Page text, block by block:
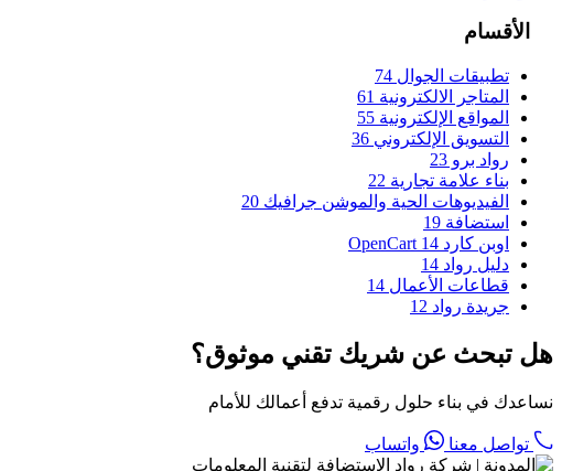
الأقسام
تطبيقات الجوال 74
المتاجر الالكترونية 61
المواقع الإلكترونية 55
التسويق الإلكتروني 36
رواد برو 23
بناء علامة تجارية 22
الفيديوهات الحية والموشن جرافيك 20
استضافة 19
اوبن كارد OpenCart 14
دليل رواد 14
قطاعات الأعمال 14
جريدة رواد 12
هل تبحث عن شريك تقني موثوق؟
نساعدك في بناء حلول رقمية تدفع أعمالك للأمام
تواصل معنا واتساب